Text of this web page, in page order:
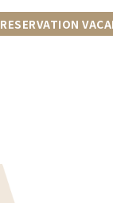
RESERVATION